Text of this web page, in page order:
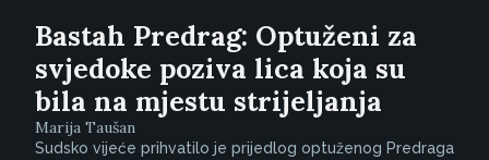
Bastah Predrag: Optuženi za
svjedoke poziva lica koja su
bila na mjestu strijeljanja
Marija Taušan
Sudsko vijeće prihvatilo je prijedlog optuženog Predraga